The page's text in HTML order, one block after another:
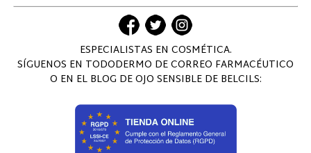
ESPECIALISTAS EN COSMÉTICA.
SÍGUENOS EN TODODERMO DE CORREO FARMACÉUTICO
O EN EL BLOG DE OJO SENSIBLE DE BELCILS: